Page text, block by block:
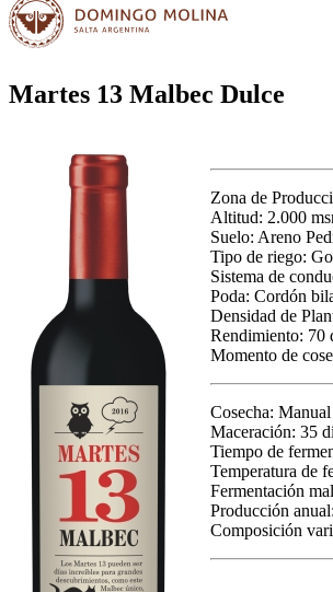
Martes 13 Malbec Dulce
Zona de
Altitud: 2.000
Suelo: Areno
Tipo de riego:
Sistema de
Poda: Cordón
Densidad de
Rendimiento: 70
Momento de
Cosecha: Manual
Maceración: 35
Tiempo de
Temperatura de
Fermentación
Producción
Composición